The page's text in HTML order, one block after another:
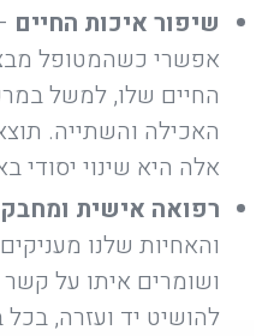
שיפור איכות החיים
אפשרי כשהמטופל
החיים שלו, למשל
האכילה והשתייה.
אלה היא שינוי יסודי
רפואה אישית
והאחיות שלנו
ושומרים איתו על
להושיט יד ועזרה, בכל